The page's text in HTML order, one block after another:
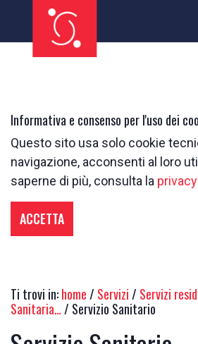
Informativa e consenso per l'uso dei
Questo sito usa solo cookie
navigazione, acconsenti al loro
saperne di più, consulta la
ACCETTA
Ti trovi in:home / Servizi / Servizi
Sanitaria… / Servizio Sanitario